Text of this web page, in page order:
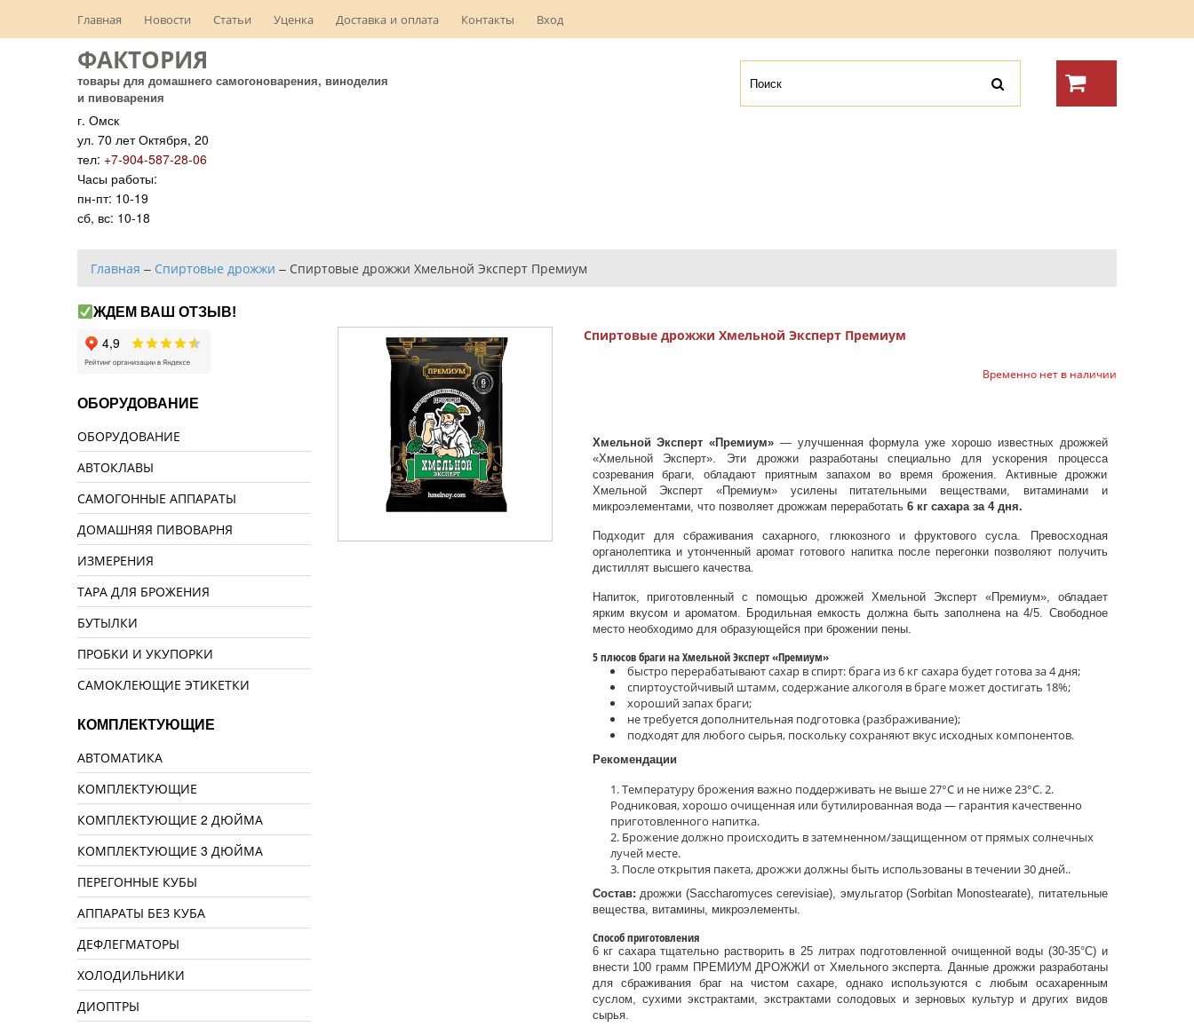
Главная Новости Статьи Уценка Доставка и оплата Контакты Вход
ФАКТОРИЯ
товары для домашнего самогоноварения, виноделия
и пивоварения
г. Омск
ул. 70 лет Октября, 20
тел: +7-904-587-28-06
Часы работы:
пн-пт: 10-19
сб, вс: 10-18
Главная – Спиртовые дрожжи – Спиртовые дрожжи Хмельной Эксперт Премиум
Спиртовые дрожжи Хмельной Эксперт Премиум
Временно нет в наличии
Хмельной Эксперт «Премиум» — улучшенная формула уже хорошо известных дрожжей
«Хмельной Эксперт». Эти дрожжи разработаны специально для ускорения процесса
созревания браги, обладают приятным запахом во время брожения. Активные дрожжи
Хмельной Эксперт «Премиум» усилены питательными веществами, витаминами и
микроэлементами, что позволяет дрожжам переработать 6 кг сахара за 4 дня.
Подходит для сбраживания сахарного, глюкозного и фруктового сусла. Превосходная
органолептика и утонченный аромат готового напитка после перегонки позволяют получить
дистиллят высшего качества.
Напиток, приготовленный с помощью дрожжей Хмельной Эксперт «Премиум», обладает
ярким вкусом и ароматом. Бродильная емкость должна быть заполнена на 4/5. Свободное
место необходимо для образующейся при брожении пены.
5 плюсов браги на Хмельной Эксперт «Премиум»
быстро перерабатывают сахар в спирт: брага из 6 кг сахара будет готова за 4 дня;
спиртоустойчивый штамм, содержание алкоголя в браге может достигать 18%;
хороший запах браги;
не требуется дополнительная подготовка (разбраживание);
подходят для любого сырья, поскольку сохраняют вкус исходных компонентов.
Рекомендации
Температуру брожения важно поддерживать не выше 27°С и не ниже 23°С. 2.
Родниковая, хорошо очищенная или бутилированная вода — гарантия качественно
приготовленного напитка.
Брожение должно происходить в затемненном/защищенном от прямых солнечных
лучей месте.
После открытия пакета, дрожжи должны быть использованы в течении 30 дней..
Состав:дрожжи (Saccharomyces cerevisiae), эмульгатор (Sorbitan Monostearate), питательные
вещества, витамины, микроэлементы.
Способ приготовления
6 кг сахара тщательно растворить в 25 литрах подготовленной очищенной воды (30-35°С) и
внести 100 грамм ПРЕМИУМ ДРОЖЖИ от Хмельного эксперта. Данные дрожжи разработаны
для сбраживания браг на чистом сахаре, однако используются с любым осахаренным
суслом, сухими экстрактами, экстрактами солодовых и зерновых культур и других видов
сырья.
ЖДЕМ ВАШ ОТЗЫВ!
ОБОРУДОВАНИЕ
ОБОРУДОВАНИЕ
АВТОКЛАВЫ
САМОГОННЫЕ АППАРАТЫ
ДОМАШНЯЯ ПИВОВАРНЯ
ИЗМЕРЕНИЯ
ТАРА ДЛЯ БРОЖЕНИЯ
БУТЫЛКИ
ПРОБКИ И УКУПОРКИ
САМОКЛЕЮЩИЕ ЭТИКЕТКИ
КОМПЛЕКТУЮЩИЕ
АВТОМАТИКА
КОМПЛЕКТУЮЩИЕ
КОМПЛЕКТУЮЩИЕ 2 ДЮЙМА
КОМПЛЕКТУЮЩИЕ 3 ДЮЙМА
ПЕРЕГОННЫЕ КУБЫ
АППАРАТЫ БЕЗ КУБА
ДЕФЛЕГМАТОРЫ
ХОЛОДИЛЬНИКИ
ДИОПТРЫ